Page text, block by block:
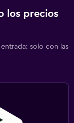
los precios
solo con las